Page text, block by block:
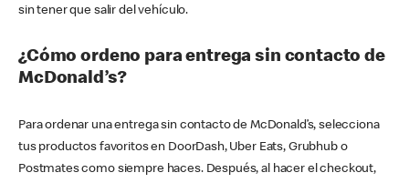
sin tener que salir del vehículo.
¿Cómo ordeno para entrega sin contacto de
McDonald’s?
Para ordenar una entrega sin contacto de McDonald’s, selecciona
tus productos favoritos en DoorDash, Uber Eats, Grubhub o
Postmates como siempre haces. Después, al hacer el checkout,